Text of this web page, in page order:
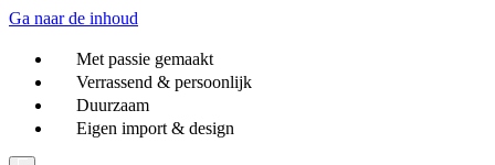
Ga naar de inhoud
Met passie gemaakt
Verrassend & persoonlijk
Duurzaam
Eigen import & design